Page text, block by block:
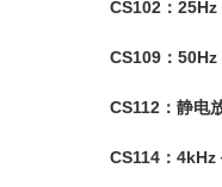
CS102：
CS109：
CS112：静电
CS114：4kHz